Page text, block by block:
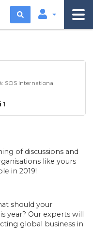
Etsi
SOS International
of discussions and
like yours
in 2019!
should your
year? Our experts will
global business in